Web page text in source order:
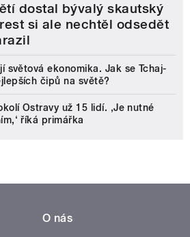
dostal bývalý skautský
si ale nechtěl odsedět
světová ekonomika. Jak se Tchaj-
čipů na světě?
Ostravy už 15 lidí. ‚Je nutné
říká primářka
O nás